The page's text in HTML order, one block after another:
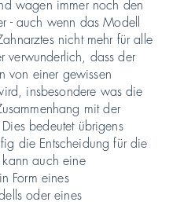
- auch wenn das Modell
nicht mehr für alle
verwunderlich, dass der
von einer gewissen
insbesondere was die
mit der
bedeutet übrigens
die Entscheidung für die
auch eine
Form eines
oder eines